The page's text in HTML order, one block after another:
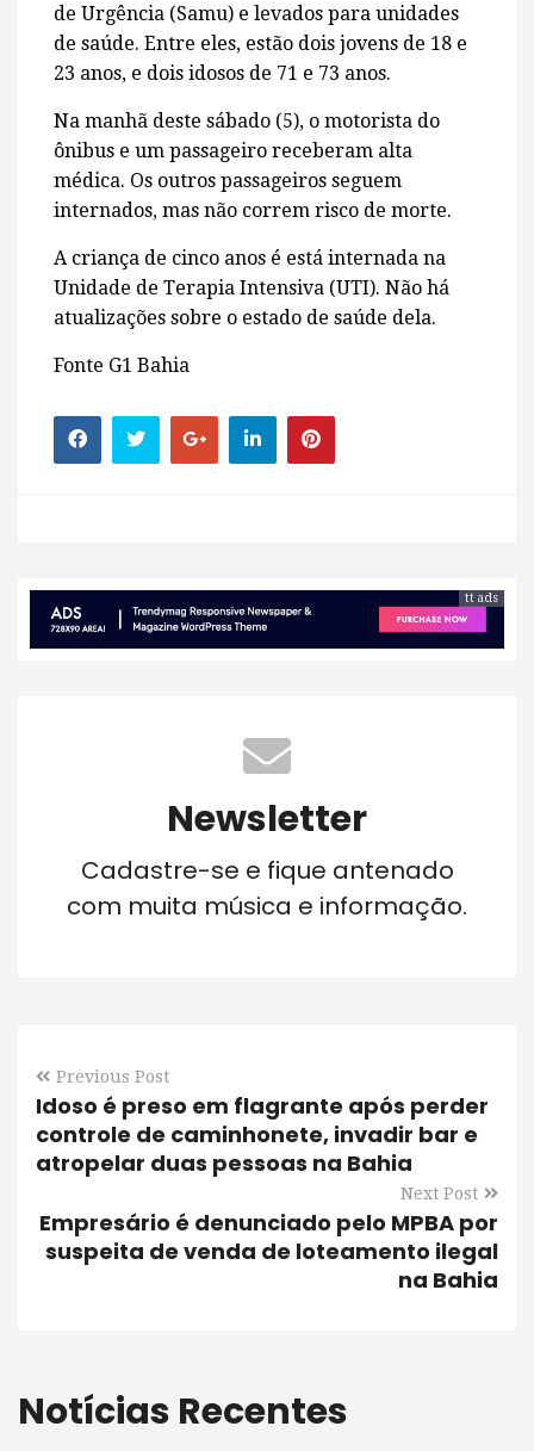
de Urgência (Samu) e levados para unidades
de saúde. Entre eles, estão dois jovens de 18 e
23 anos, e dois idosos de 71 e 73 anos.
Na manhã deste sábado (5), o motorista do
ônibus e um passageiro receberam alta
médica. Os outros passageiros seguem
internados, mas não correm risco de morte.
A criança de cinco anos é está internada na
Unidade de Terapia Intensiva (UTI). Não há
atualizações sobre o estado de saúde dela.
Fonte G1 Bahia
tt ads
Newsletter
Cadastre-se e fique antenado
com muita música e informação.
Previous Post
Idoso é preso em flagrante após perder
controle de caminhonete, invadir bar e
atropelar duas pessoas na Bahia
Next Post
Empresário é denunciado pelo MPBA por
suspeita de venda de loteamento ilegal
na Bahia
Notícias Recentes